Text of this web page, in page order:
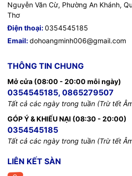
Nguyễn Văn Cừ, Phường An Khánh,
Thơ
Điện thoại:0354545185
Email:dohoangminh006@gmail.com
THÔNG TIN CHUNG
Mở cửa (08:00 - 20:00 mỗi ngày)
0354545185, 0865279507
Tất cả các ngày trong tuần (Trừ tết
GÓP Ý & KHIẾU NẠI (08:30 - 20:00)
0354545185
Tất cả các ngày trong tuần (Trừ tết
LIÊN KẾT SÀN